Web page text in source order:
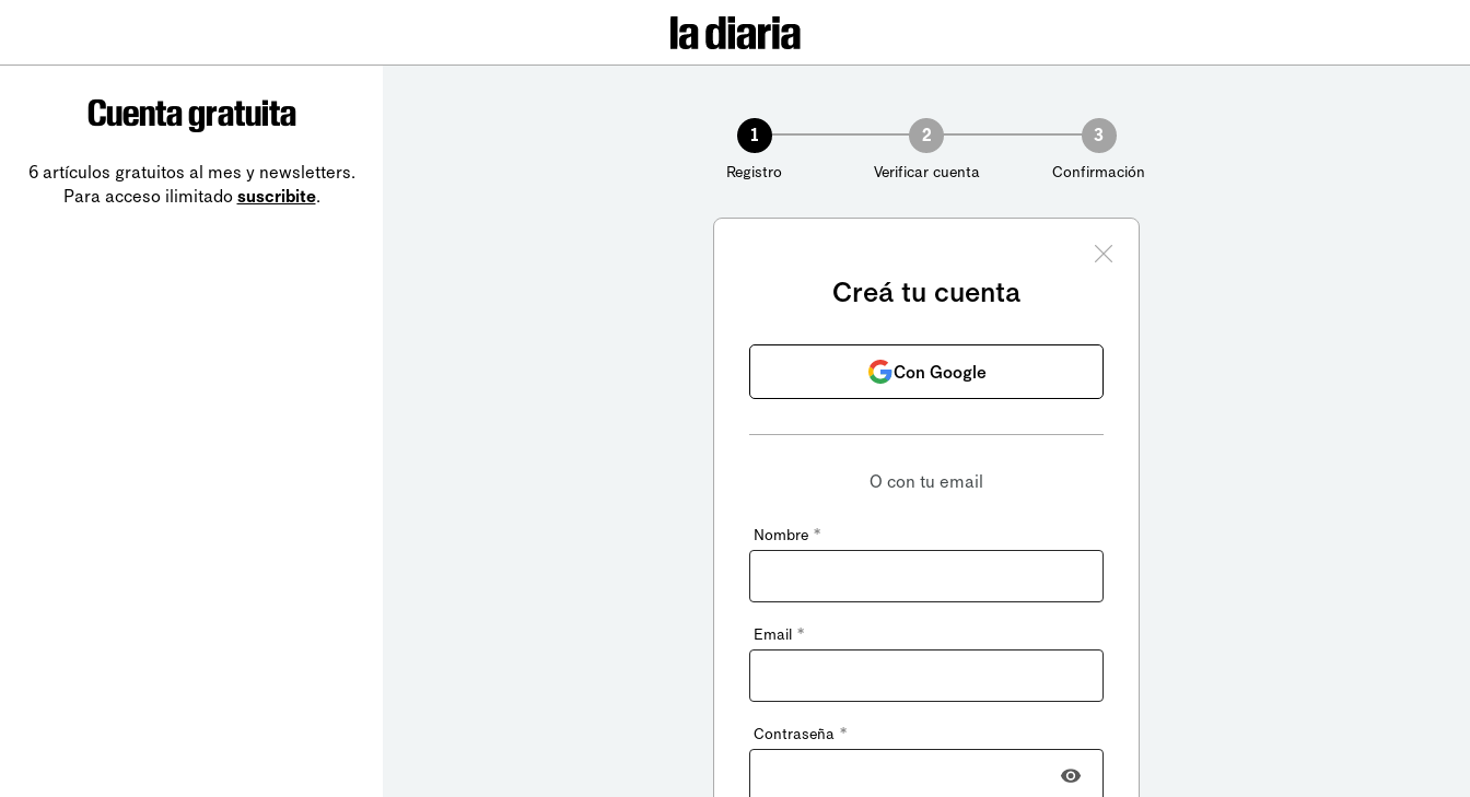
Cuenta gratuita
6 artículos gratuitos al mes y newsletters.
Para acceso ilimitado suscribite.
1
Registro
2
Verificar cuenta
3
Confirmación
Creá tu cuenta
Con Google
O con tu email
Nombre *
Email *
Contraseña *